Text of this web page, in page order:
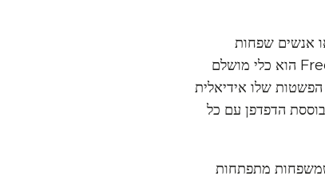
אנשים שפחות
שולטים בטכנולוגיה מהממוצע, FreeConference.com הוא כלי מושלם
הפשטות שלו אידיאלית
הדפדפן עם כל
מתפתחות